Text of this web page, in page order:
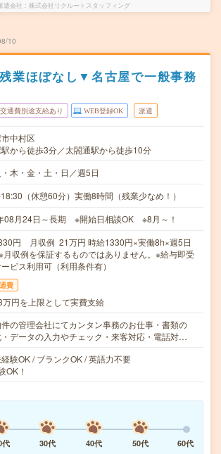
遣会社 株式会社リクルートスタッフィング
10
業ほぼなし▼名古屋で一般事務
交通費別途支給あり WEB登録OK 派遣
中村区
から徒歩3分／太閤通駅から徒歩10分
木・金・土・日／週5日
（休憩60分）実働8時間（残業少なめ！）
08月24日～長期 ※開始日相談OK ※8月～！
円 月収例 21万円 時給1330円×実働8h×週5日
収例を保証するものではありません。※給与即受
ビス利用可（利用条件有）
費
万円を上限として実費支給
の管理会社にてカンタン事務のお仕事・書類の
・データの入力やチェック・来客対応・電話対…
験OK / ブランクOK / 英語力不要
OK！
代
30代 40代 50代 60代